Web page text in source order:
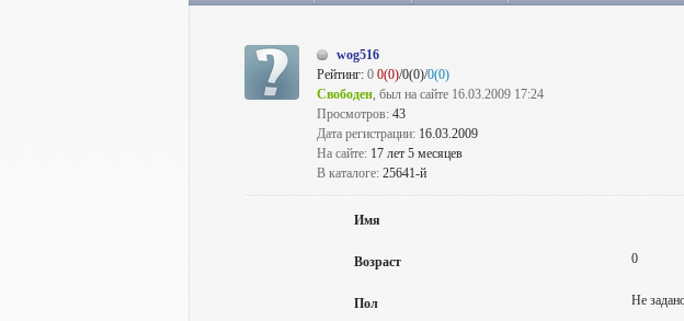
wog516
Рейтинг: 0 0(0)/0(0)/0(0)
Свободен, был на сайте 16.03.2009 17:24
Просмотров: 43
Дата регистрации: 16.03.2009
На сайте: 17 лет 5 месяцев
В каталоге: 25641-й
Имя
Возраст 0
Пол Не